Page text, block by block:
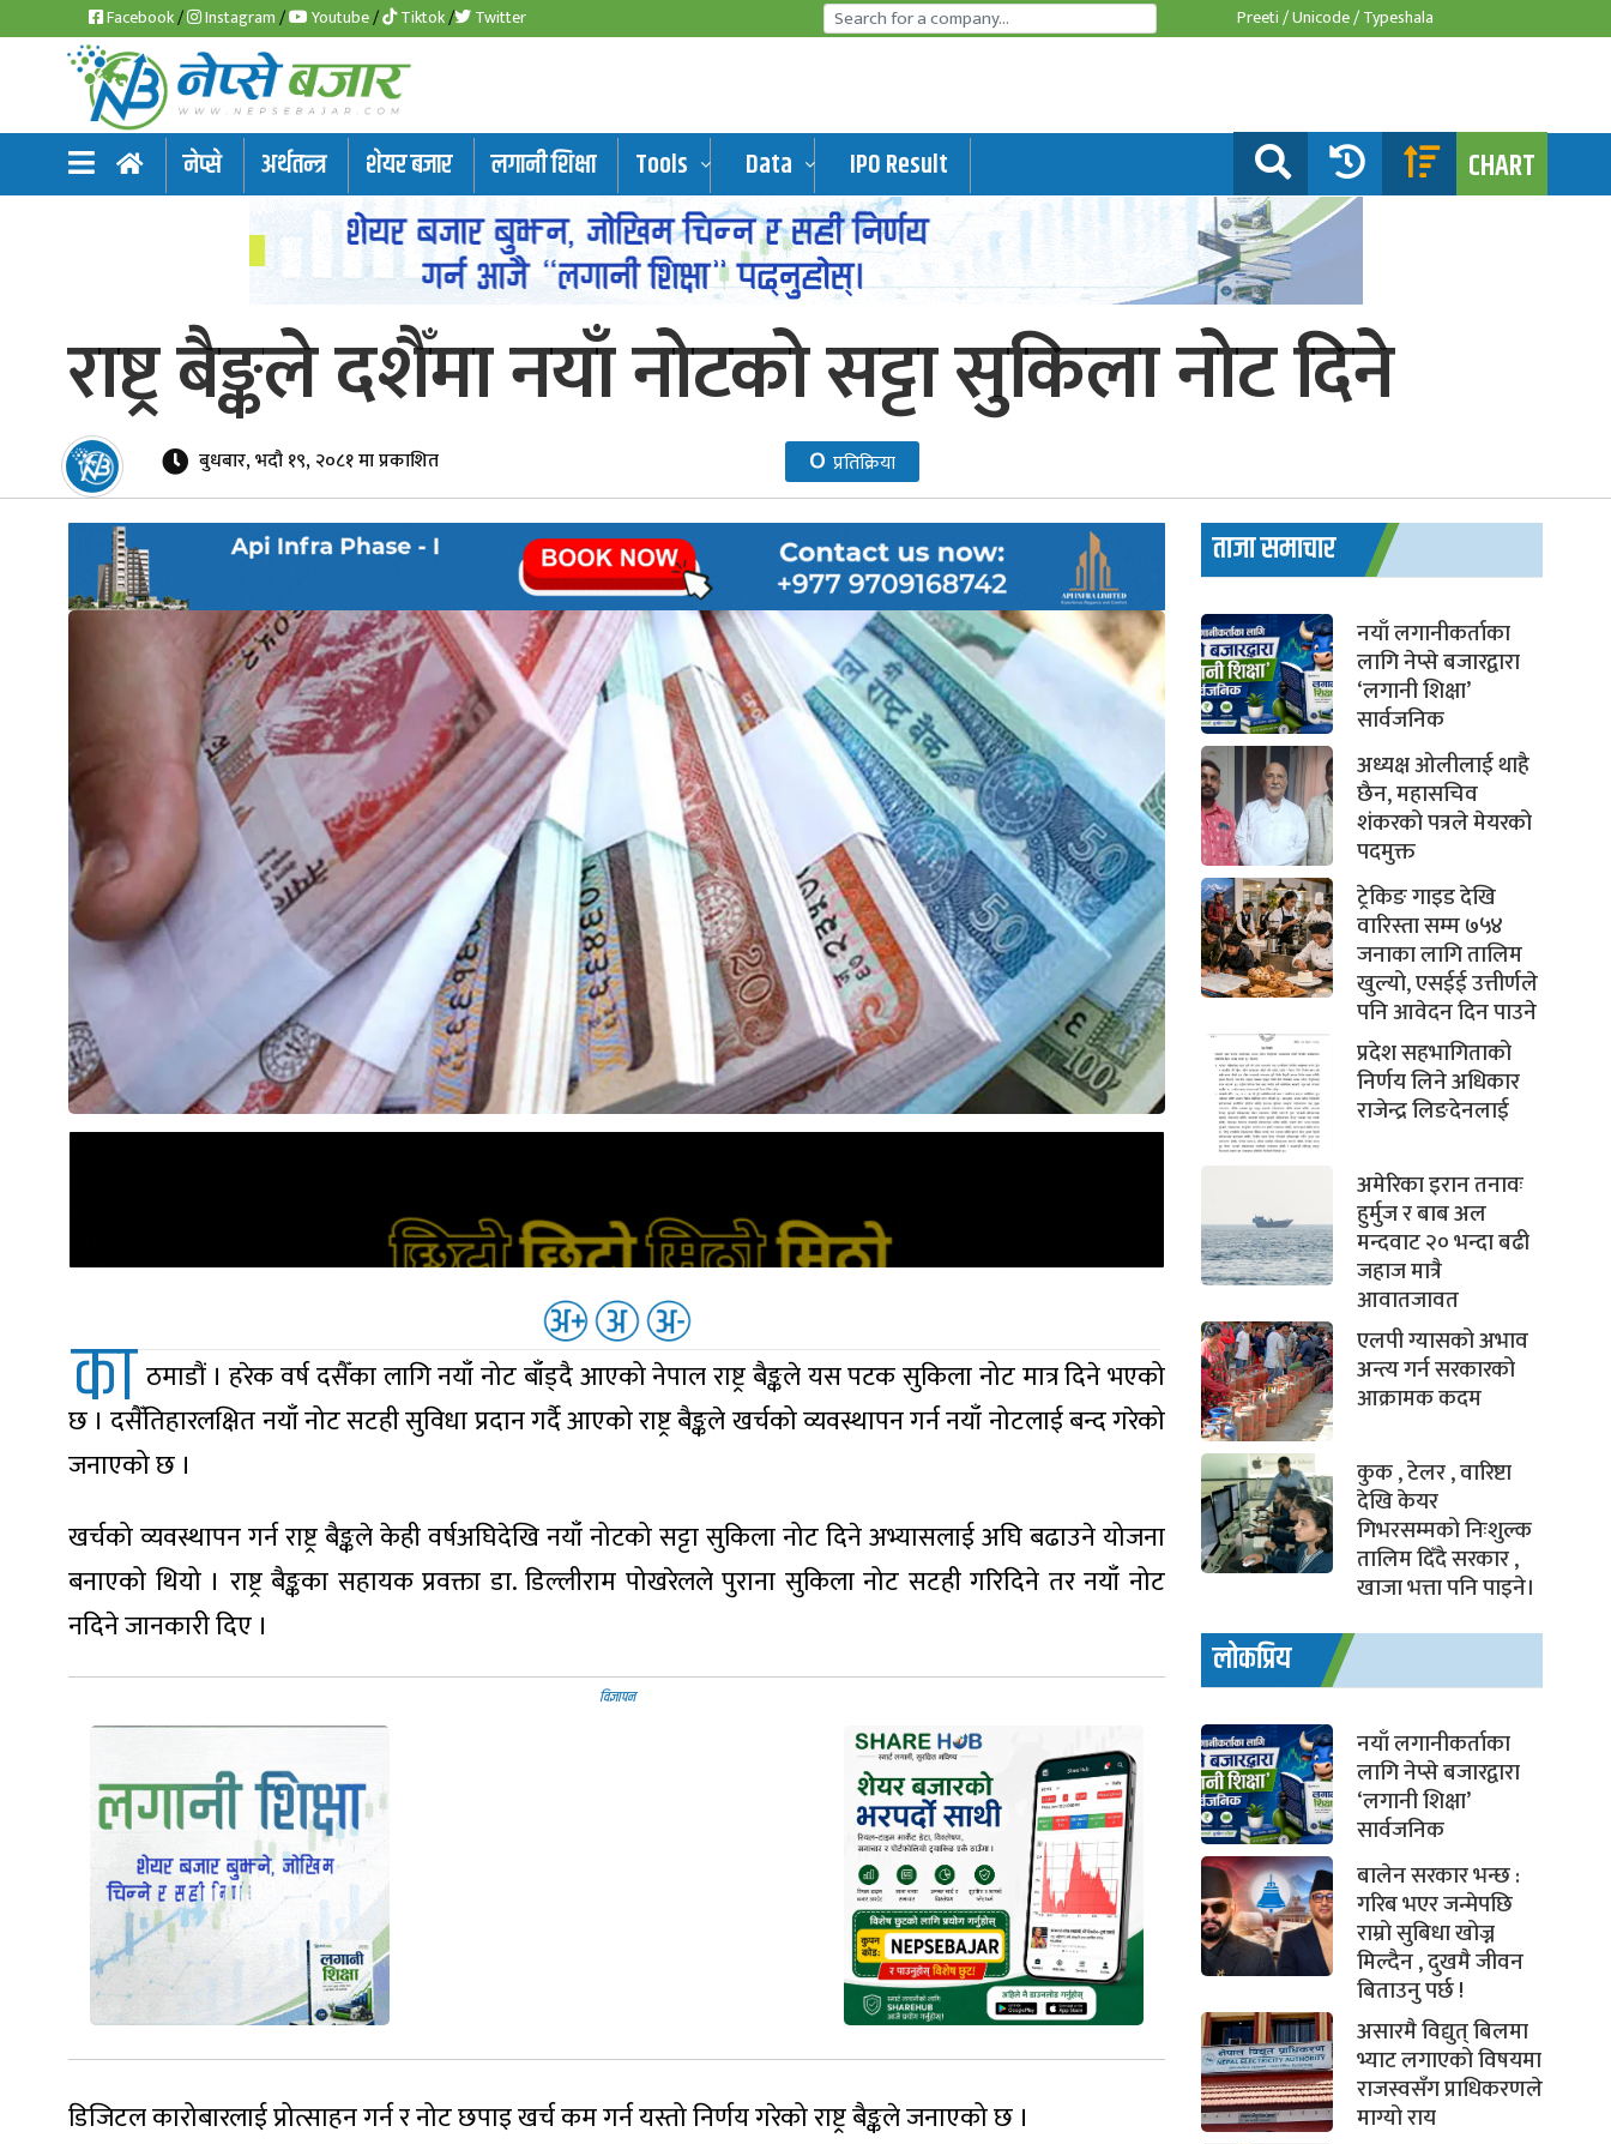
Facebook/ Instagram/ Youtube/ Tiktok/ Twitter Preeti /Unicode /Typeshala
नेप्से अर्थतन्त्र शेयर बजार लगानी शिक्षा Tools Data IPO Result CHART
समाचार
अर्थतन्त्र
हाइड्रो
राष्ट्र बैङ्कले दशैँमा नयाँ नोटको सट्टा सुकिला नोट दिने
बुधबार, भदौ १९, २०८१ मा प्रकाशित ० प्रतिक्रिया
का ठमाडौं । हरेक वर्ष दसैँका लागि नयाँ नोट बाँड्दै आएको नेपाल राष्ट्र बैङ्कले यस पटक सुकिला नोट मात्र दिने भएको
छ । दसैँतिहारलक्षित नयाँ नोट सटही सुविधा प्रदान गर्दै आएको राष्ट्र बैङ्कले खर्चको व्यवस्थापन गर्न नयाँ नोटलाई बन्द गरेको
जनाएको छ ।
खर्चको व्यवस्थापन गर्न राष्ट्र बैङ्कले केही वर्षअघिदेखि नयाँ नोटको सट्टा सुकिला नोट दिने अभ्यासलाई अघि बढाउने योजना
बनाएको थियो । राष्ट्र बैङ्कका सहायक प्रवक्ता डा. डिल्लीराम पोखरेलले पुराना सुकिला नोट सटही गरिदिने तर नयाँ नोट
नदिने जानकारी दिए ।
डिजिटल कारोबारलाई प्रोत्साहन गर्न र नोट छपाइ खर्च कम गर्न यस्तो निर्णय गरेको राष्ट्र बैङ्कले जनाएको छ ।
ताजा समाचार
नयाँ लगानीकर्ताका
लागि नेप्से बजारद्वारा
‘लगानी शिक्षा’
सार्वजनिक
अध्यक्ष ओलीलाई थाहै
छैन, महासचिव
शंकरको पत्रले मेयरको
पदमुक्त
ट्रेकिङ गाइड देखि
वारिस्ता सम्म ७५४
जनाका लागि तालिम
खुल्यो, एसईई उत्तीर्णले
पनि आवेदन दिन पाउने
प्रदेश सहभागिताको
निर्णय लिने अधिकार
राजेन्द्र लिङदेनलाई
अमेरिका इरान तनावः
हुर्मुज र बाब अल
मन्दवाट २० भन्दा बढी
जहाज मात्रै
आवातजावत
एलपी ग्यासको अभाव
अन्त्य गर्न सरकारको
आक्रामक कदम
कुक , टेलर , वारिष्टा
देखि केयर
गिभरसम्मको निःशुल्क
तालिम दिँदै सरकार ,
खाजा भत्ता पनि पाइने।
लोकप्रिय
नयाँ लगानीकर्ताका
लागि नेप्से बजारद्वारा
‘लगानी शिक्षा’
सार्वजनिक
बालेन सरकार भन्छ :
गरिब भएर जन्मेपछि
राम्रो सुबिधा खोज्न
मिल्दैन , दुखमै जीवन
बिताउनु पर्छ !
असारमै विद्युत् बिलमा
भ्याट लगाएको विषयमा
राजस्वसँग प्राधिकरणले
माग्यो राय